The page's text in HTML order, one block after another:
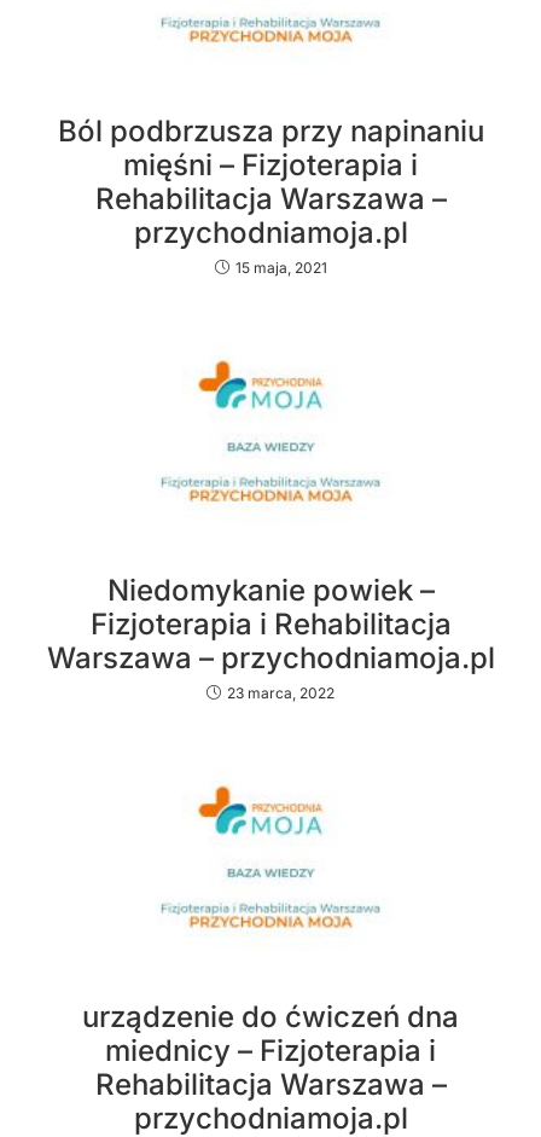
Ból podbrzusza przy napinaniu
mięśni – Fizjoterapia i
Rehabilitacja Warszawa –
przychodniamoja.pl
15 maja, 2021
Niedomykanie powiek –
Fizjoterapia i Rehabilitacja
Warszawa – przychodniamoja.pl
23 marca, 2022
urządzenie do ćwiczeń dna
miednicy – Fizjoterapia i
Rehabilitacja Warszawa –
przychodniamoja.pl